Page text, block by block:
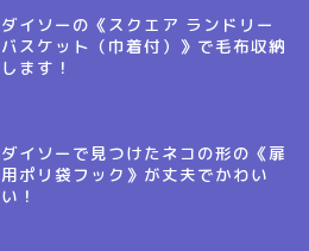
ダイソーの《スクエア ランドリー
バスケット（巾着付）》で毛布収納
します！
ダイソーで見つけたネコの形の《扉
用ポリ袋フック》が丈夫でかわい
い！